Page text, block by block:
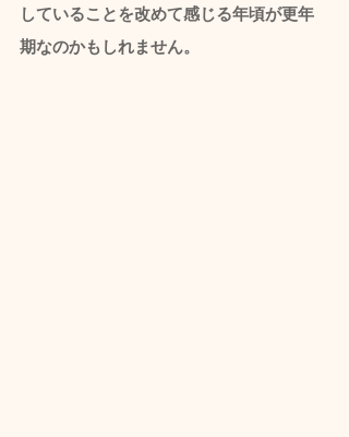
していることを改めて感じる年頃が更年
期なのかもしれません。